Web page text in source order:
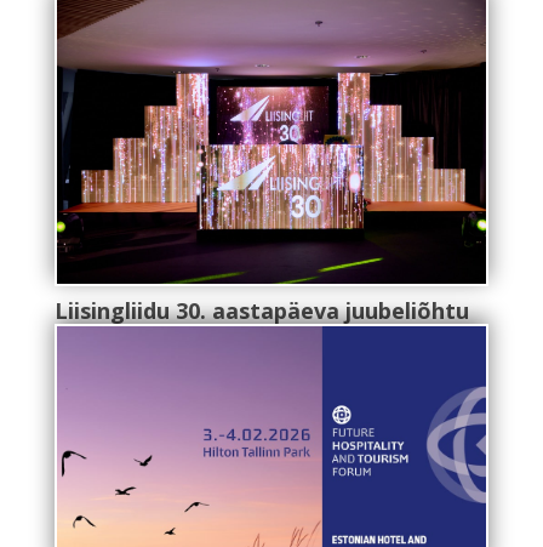
Liisingliidu 30. aastapäeva juubeliõhtu